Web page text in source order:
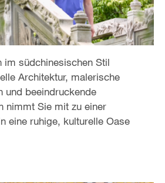
im südchinesischen Stil
Architektur, malerische
und beeindruckende
nimmt Sie mit zu einer
eine ruhige, kulturelle Oase